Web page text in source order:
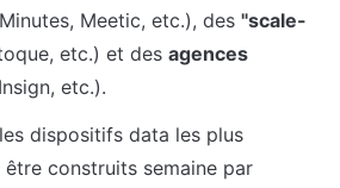
Meetic, etc.), des "scale-
etc.) et des agences
etc.).
dispositifs data les plus
construits semaine par